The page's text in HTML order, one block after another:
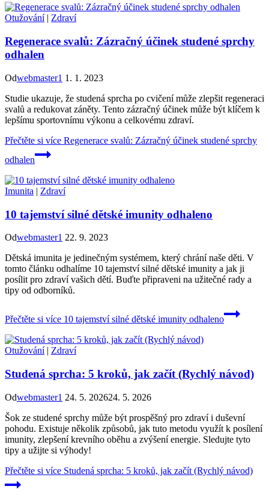
Otužování| Zdraví
Regenerace svalů: Zázračný účinek studené sprchy
odhalen
Odwebmaster1 1. 1. 2023
Studie ukazuje, že studená sprcha po cvičení může zlepšit regeneraci
svalů a redukovat záněty. Tento zázračný účinek může být klíčem k
lepšímu sportovnímu výkonu a celkovému zdraví.
Přečtěte si více Regenerace svalů: Zázračný účinek studené sprchy
odhalen
Imunita | Zdraví
10 tajemství silné dětské imunity odhaleno
Odwebmaster1 22. 9. 2023
Dětská imunita je jedinečným systémem, který chrání naše děti. V
tomto článku odhalíme 10 tajemství silné dětské imunity a jak ji
posílit pro zdraví vašich dětí. Buďte připraveni na užitečné rady a
tipy od odborníků.
Přečtěte si více 10 tajemství silné dětské imunity odhaleno
Otužování| Zdraví
Studená sprcha: 5 kroků, jak začít (Rychlý návod)
Odwebmaster1 24. 5. 202624. 5. 2026
Šok ze studené sprchy může být prospěšný pro zdraví i duševní
pohodu. Existuje několik způsobů, jak tuto metodu využít k posílení
imunity, zlepšení krevního oběhu a zvýšení energie. Sledujte tyto
tipy a užijte si výhody!
Přečtěte si více Studená sprcha: 5 kroků, jak začít (Rychlý návod)